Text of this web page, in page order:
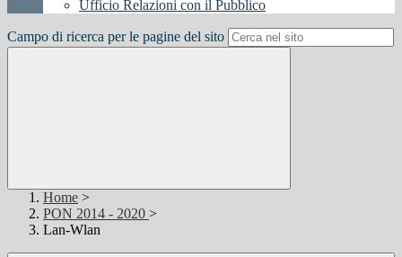
Ufficio Relazioni con il Pubblico
Campo di ricerca per le pagine del sito
Home >
PON 2014 - 2020 >
Lan-Wlan